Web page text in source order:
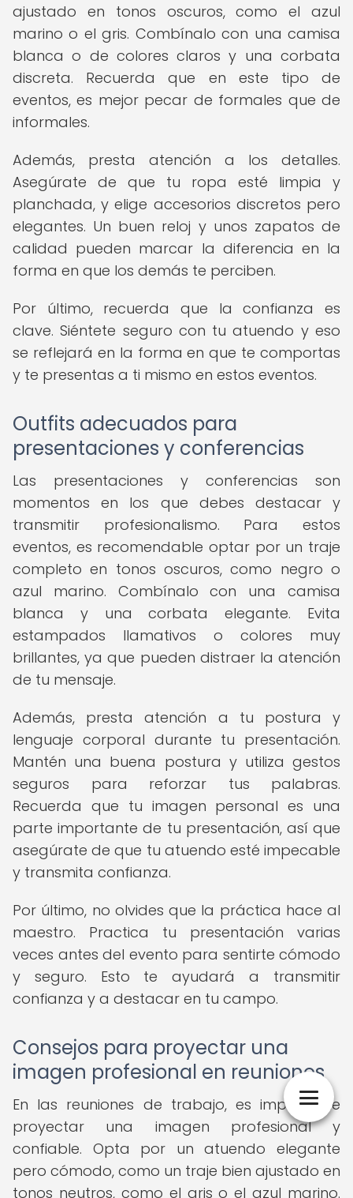
ajustado en tonos oscuros, como el azul
marino o el gris. Combínalo con una camisa
blanca o de colores claros y una corbata
discreta. Recuerda que en este tipo de
eventos, es mejor pecar de formales que de
informales.
Además, presta atención a los detalles.
Asegúrate de que tu ropa esté limpia y
planchada, y elige accesorios discretos pero
elegantes. Un buen reloj y unos zapatos de
calidad pueden marcar la diferencia en la
forma en que los demás te perciben.
Por último, recuerda que la confianza es
clave. Siéntete seguro con tu atuendo y eso
se reflejará en la forma en que te comportas
y te presentas a ti mismo en estos eventos.
Outfits adecuados para
presentaciones y conferencias
Las presentaciones y conferencias son
momentos en los que debes destacar y
transmitir profesionalismo. Para estos
eventos, es recomendable optar por un traje
completo en tonos oscuros, como negro o
azul marino. Combínalo con una camisa
blanca y una corbata elegante. Evita
estampados llamativos o colores muy
brillantes, ya que pueden distraer la atención
de tu mensaje.
Además, presta atención a tu postura y
lenguaje corporal durante tu presentación.
Mantén una buena postura y utiliza gestos
seguros para reforzar tus palabras.
Recuerda que tu imagen personal es una
parte importante de tu presentación, así que
asegúrate de que tu atuendo esté impecable
y transmita confianza.
Por último, no olvides que la práctica hace al
maestro. Practica tu presentación varias
veces antes del evento para sentirte cómodo
y seguro. Esto te ayudará a transmitir
confianza y a destacar en tu campo.
Consejos para proyectar una
imagen profesional en reuniones
En las reuniones de trabajo, es importante
proyectar una imagen profesional y
confiable. Opta por un atuendo elegante
pero cómodo, como un traje bien ajustado en
tonos neutros, como el gris o el azul marino.